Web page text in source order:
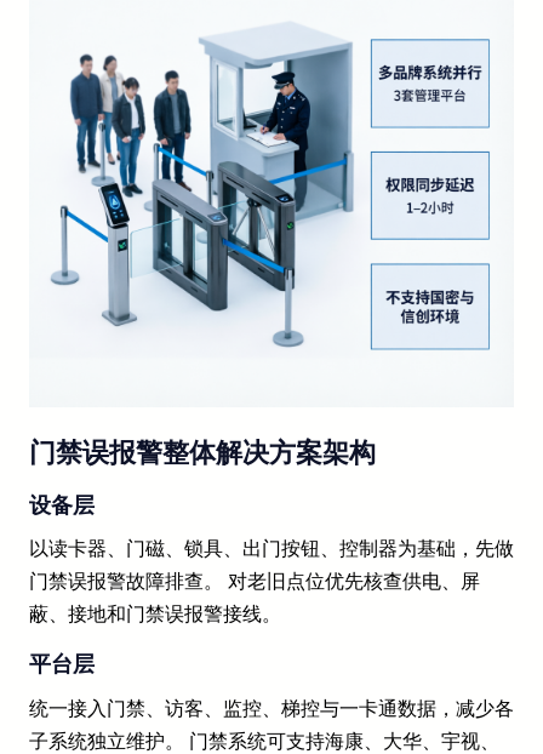
门禁误报警整体解决方案架构
设备层
以读卡器、门磁、锁具、出门按钮、控制器为基础，先做
门禁误报警故障排查。 对老旧点位优先核查供电、屏
蔽、接地和门禁误报警接线。
平台层
统一接入门禁、访客、监控、梯控与一卡通数据，减少各
子系统独立维护。 门禁系统可支持海康、大华、宇视、